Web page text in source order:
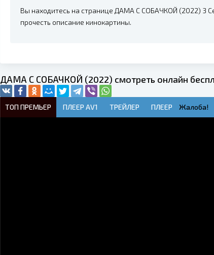
Вы находитесь на странице ДАМА С СОБАЧКОЙ (2022) 3
прочесть описание кинокартины.
ДАМА С СОБАЧКОЙ (2022) смотреть онлайн
ТОП ПРЕМЬЕР ПЛЕЕР AV1 ТРЕЙЛЕР ПЛЕЕР Жалоба!